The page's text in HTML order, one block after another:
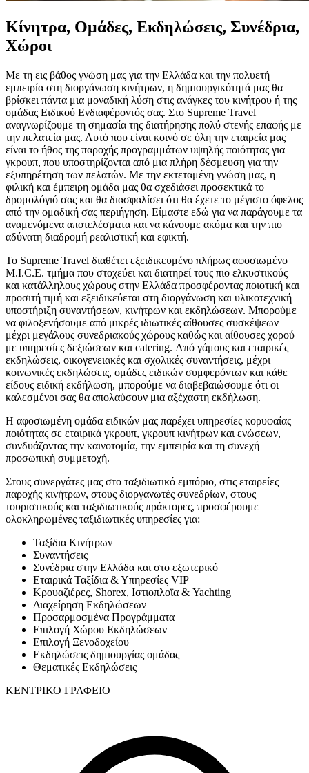
Κίνητρα, Ομάδες, Εκδηλώσεις, Συνέδρια,
Χώροι
Με τη εις βάθος γνώση μας για την Ελλάδα και την πολυετή
εμπειρία στη διοργάνωση κινήτρων, η δημιουργικότητά μας θα
βρίσκει πάντα μια μοναδική λύση στις ανάγκες του κινήτρου ή της
ομάδας Ειδικού Ενδιαφέροντός σας. Στο Supreme Travel
αναγνωρίζουμε τη σημασία της διατήρησης πολύ στενής επαφής με
την πελατεία μας. Αυτό που είναι κοινό σε όλη την εταιρεία μας
είναι το ήθος της παροχής προγραμμάτων υψηλής ποιότητας για
γκρουπ, που υποστηρίζονται από μια πλήρη δέσμευση για την
εξυπηρέτηση των πελατών. Με την εκτεταμένη γνώση μας, η
φιλική και έμπειρη ομάδα μας θα σχεδιάσει προσεκτικά το
δρομολόγιό σας και θα διασφαλίσει ότι θα έχετε το μέγιστο όφελος
από την ομαδική σας περιήγηση. Είμαστε εδώ για να παράγουμε τα
αναμενόμενα αποτελέσματα και να κάνουμε ακόμα και την πιο
αδύνατη διαδρομή ρεαλιστική και εφικτή.
Το Supreme Travel διαθέτει εξειδικευμένο πλήρως αφοσιωμένο
M.I.C.E. τμήμα που στοχεύει και διατηρεί τους πιο ελκυστικούς
και κατάλληλους χώρους στην Ελλάδα προσφέροντας ποιοτική και
προσιτή τιμή και εξειδικεύεται στη διοργάνωση και υλικοτεχνική
υποστήριξη συναντήσεων, κινήτρων και εκδηλώσεων. Μπορούμε
να φιλοξενήσουμε από μικρές ιδιωτικές αίθουσες συσκέψεων
μέχρι μεγάλους συνεδριακούς χώρους καθώς και αίθουσες χορού
με υπηρεσίες δεξιώσεων και catering. Από γάμους και εταιρικές
εκδηλώσεις, οικογενειακές και σχολικές συναντήσεις, μέχρι
κοινωνικές εκδηλώσεις, ομάδες ειδικών συμφερόντων και κάθε
είδους ειδική εκδήλωση, μπορούμε να διαβεβαιώσουμε ότι οι
καλεσμένοι σας θα απολαύσουν μια αξέχαστη εκδήλωση.
Η αφοσιωμένη ομάδα ειδικών μας παρέχει υπηρεσίες κορυφαίας
ποιότητας σε εταιρικά γκρουπ, γκρουπ κινήτρων και ενώσεων,
συνδυάζοντας την καινοτομία, την εμπειρία και τη συνεχή
προσωπική συμμετοχή.
Στους συνεργάτες μας στο ταξιδιωτικό εμπόριο, στις εταιρείες
παροχής κινήτρων, στους διοργανωτές συνεδρίων, στους
τουριστικούς και ταξιδιωτικούς πράκτορες, προσφέρουμε
ολοκληρωμένες ταξιδιωτικές υπηρεσίες για:
Ταξίδια Κινήτρων
Συναντήσεις
Συνέδρια στην Ελλάδα και στο εξωτερικό
Εταιρικά Ταξίδια & Υπηρεσίες VIP
Κρουαζιέρες, Shorex, Ιστιοπλοΐα & Yachting
Διαχείρηση Εκδηλώσεων
Προσαρμοσμένα Προγράμματα
Επιλογή Χώρου Εκδηλώσεων
Επιλογή Ξενοδοχείου
Εκδηλώσεις δημιουργίας ομάδας
Θεματικές Εκδηλώσεις
ΚΕΝΤΡΙΚΟ ΓΡΑΦΕΙΟ